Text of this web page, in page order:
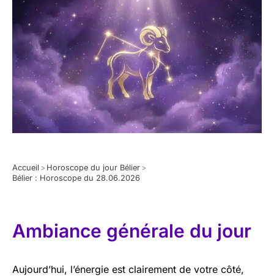
Accueil > Horoscope du jour Bélier >
Bélier : Horoscope du 28.06.2026
Ambiance générale du jour
Aujourd’hui, l’énergie est clairement de votre côté,